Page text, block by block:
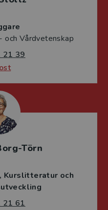
och Vårdvetenskap
21 39
Törn
Kurslitteratur och
21 61